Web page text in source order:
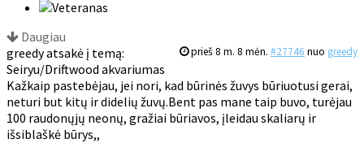
Daugiau
prieš 8 m. 8 mėn. #27746 nuo greedy
greedy atsakė į temą:
Seiryu/Driftwood akvariumas
Kažkaip pastebėjau, jei nori, kad būrinės žuvys būriuotusi gerai,
neturi but kitų ir didelių žuvų.Bent pas mane taip buvo, turėjau
100 raudonųjų neonų, gražiai būriavos, įleidau skaliarų ir
išsiblaškė būrys,,